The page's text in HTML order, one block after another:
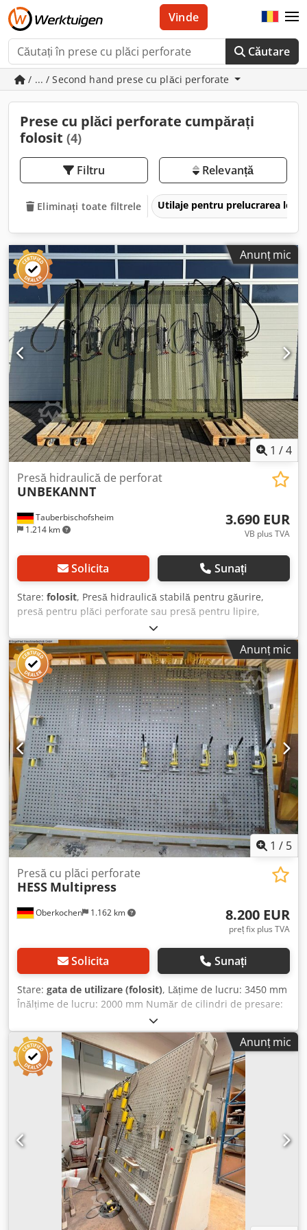
Căutare
Vinde
/ ... / Second hand prese cu plăci perforate
Prese cu plăci perforate cumpărați
folosit (4)
Filtru Relevanță
Eliminați toate filtrele Utilaje pentru prelucrarea
Anunț mic
1 /4
Tauberbischofsheim
1.214 km
Presă hidraulică de perforat
UNBEKANNT
3.690 EUR
VB plus TVA
Solicita Sunați
Stare: folosit, Presă hidraulică stabilă pentru găurire,
presă pentru plăci perforate sau presă pentru lipire,
utilizată pentru lipirea sau fixarea pieselor de prelucrat,
cum ar fi rame, plăci, ferestre sau uși. Date tehnice:
Codpfszryy Ssx Af Rorf - Cilindri: 6 - Elemente de fixare: 3 -
Suprafața de presare: 260 x 145 cm
Anunț mic
1 / 5
Oberkochen 1.162 km
Presă cu plăci perforate
HESS Multipress
8.200 EUR
preț fix plus TVA
Solicita Sunați
Stare: gata de utilizare (folosit), Lățime de lucru: 3450 mm
Înălțime de lucru: 2000 mm Număr de cilindri de presare:
5 buc. Dimensiuni de încărcare (L x l x h): 3600 x 1200 x
2720 mm Presa cu plăci perforate Hess "Multipress"
Pentru toate tipurile de ferestre și uși oblice, segmentate
sau cu arc rotund, dar și pentru construcții interioare sau
asamblări de cadre. Ideală pentru lipirea blocurilor de
treaptă (scări tip bloc) și multe altele. Cel mai mare
domeniu de lucru: aprox. 3450 x 2000 mm Dimensiuni
totale: aprox. 3600 x 1200 x 2720 mm Presa verticală cu
plăci perforate este fabricată dintr-o construcție solidă din
oțel, rezistentă la torsiune. Datorită construcției simple,
robuste și economice, are o durată lungă de viață.
Crsdowqr R Aspfx Af Ref Placa perforată este realizată din
tablă de oțel de 10 mm, cu pas de găuri de 50 mm. Cilindrii
de presare și punctele de reazem sunt prevăzute cu
autoclasare. 5 cilindri hidraulici manuali, interschimbabili,
Anunț mic